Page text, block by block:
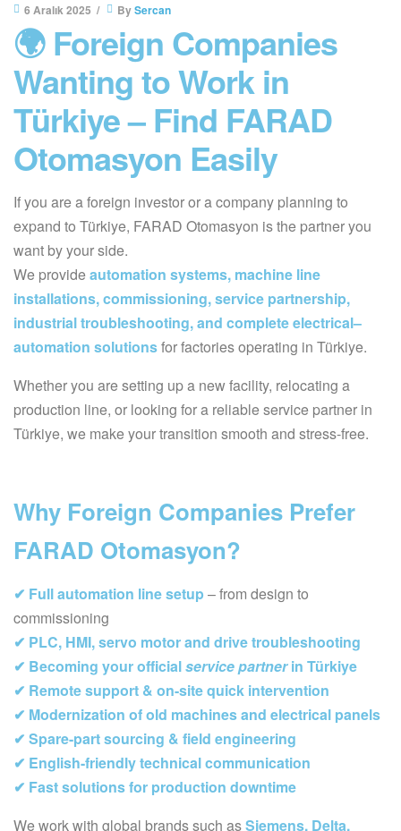
6 Aralık 2025 BySercan
🌍 Foreign Companies
Wanting to Work in
Türkiye – Find FARAD
Otomasyon Easily
If you are a foreign investor or a company planning to
expand to Türkiye, FARAD Otomasyon is the partner you
want by your side.
We provideautomation systems, machine line
installations, commissioning, service partnership,
industrial troubleshooting, and complete electrical–
automation solutionsfor factories operating in Türkiye.
Whether you are setting up a new facility, relocating a
production line, or looking for a reliable service partner in
Türkiye, we make your transition smooth and stress-free.
Why Foreign Companies Prefer
FARAD Otomasyon?
✔ Full automation line setup – from design to
commissioning
✔ PLC, HMI, servo motor and drive troubleshooting
✔ Becoming your officialservice partnerin Türkiye
✔ Remote support & on-site quick intervention
✔ Modernization of old machines and electrical panels
✔ Spare-part sourcing & field engineering
✔ English-friendly technical communication
✔ Fast solutions for production downtime
We work with global brands such asSiemens, Delta,